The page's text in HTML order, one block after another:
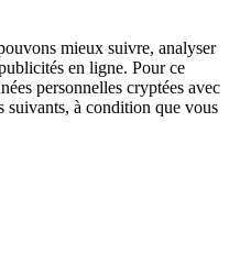
mieux suivre, analyser
en ligne. Pour ce
personnelles cryptées avec
suivants, à condition que vous